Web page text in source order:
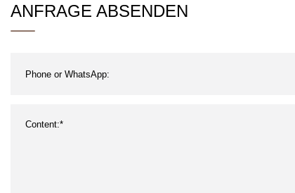
Anzeige Tws-Headset
ANFRAGE ABSENDEN